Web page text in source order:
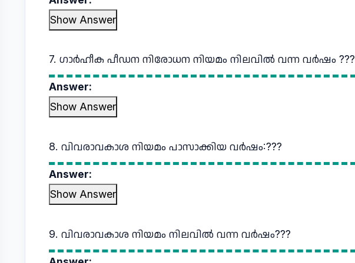
Show Answer
7. ഗാർഹീക പീഡന നിരോധന നിയമം നിലവിൽ വന്ന വർഷം ???
Answer:
Show Answer
8. വിവരാവകാശ നിയമം പാസാക്കിയ വർഷം:???
Answer:
Show Answer
9. വിവരാവകാശ നിയമം നിലവിൽ വന്ന വർഷം???